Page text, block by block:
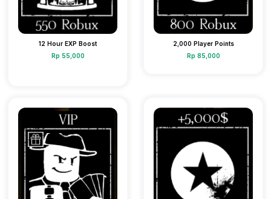
12 Hour EXP Boost
Rp 55,000
2,000 Player Points
Rp 85,000